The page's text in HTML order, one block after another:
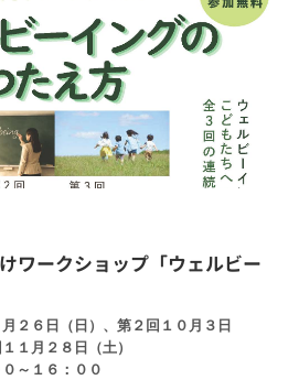
ワークショップ「ウェルビー
２６日（日）、第２回１０月３日
１月２８日（土）
～１６：００